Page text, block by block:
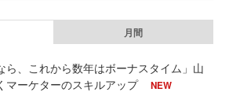
月間
ら、これから数年はボーナスタイム」山
マーケターのスキルアップ
NEW